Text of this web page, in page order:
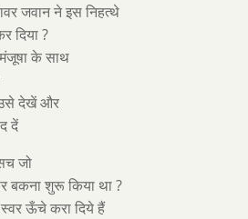
जवान ने इस निहत्थे
दिया ?
के साथ
देखें और
दें
जो
बकना शुरू किया था ?
ऊँचे करा दिये हैं